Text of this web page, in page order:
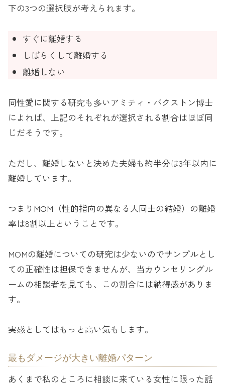
下の3つの選択肢が考えられます。
すぐに離婚する
しばらくして離婚する
離婚しない
同性愛に関する研究も多いアミティ・バクストン博士
によれば、上記のそれぞれが選択される割合はほぼ同
じだそうです。
ただし、離婚しないと決めた夫婦も約半分は3年以内に
離婚しています。
つまりMOM（性的指向の異なる人同士の結婚）の離婚
率は8割以上ということです。
MOMの離婚についての研究は少ないのでサンプルとし
ての正確性は担保できませんが、当カウンセリングル
ームの相談者を見ても、この割合には納得感がありま
す。
実感としてはもっと高い気もします。
最もダメージが大きい離婚パターン
あくまで私のところに相談に来ている女性に限った話